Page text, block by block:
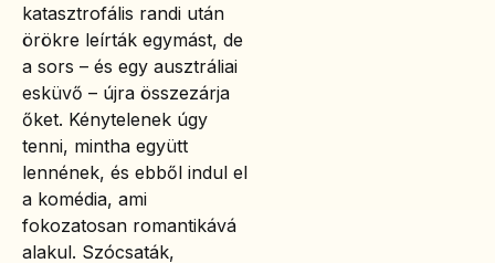
katasztrofális randi után
örökre leírták egymást, de
a sors – és egy ausztráliai
esküvő – újra összezárja
őket. Kénytelenek úgy
tenni, mintha együtt
lennének, és ebből indul el
a komédia, ami
fokozatosan romantikává
alakul. Szócsaták,